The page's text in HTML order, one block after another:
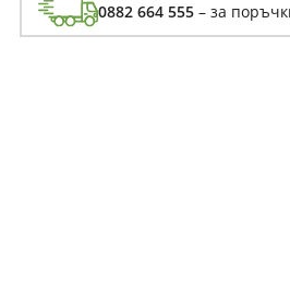
0882 664 555 – за